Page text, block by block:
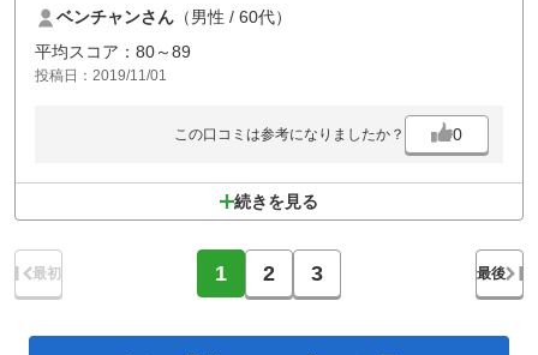
した。食事は美味しくサラダバーは他のゴルフ場には無くとても良かっ
たです。継続して頂ければ幸いです。リピート回数増えそうです。ゴル
フ場に従事されておられる皆さん、ありがとうございました。ではま
た。
ベンチャンさん （男性 / 60代）
平均スコア：80～89
投稿日：2019/11/01
この口コミは参考になりましたか？ 0
続きを見る
最初 1 2 3 最後